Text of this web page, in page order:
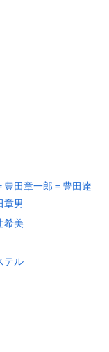
豊田章一郎＝豊田達
章男
希美
テル